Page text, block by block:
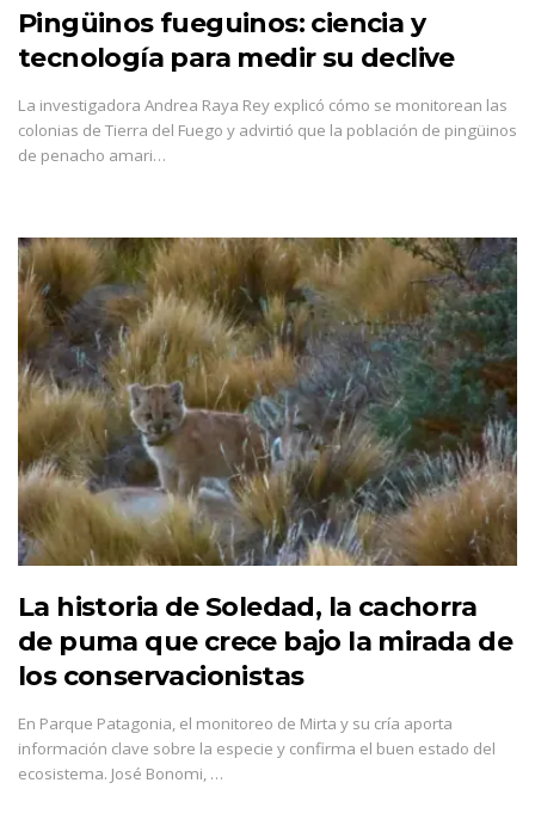
Pingüinos fueguinos: ciencia y
tecnología para medir su declive
La investigadora Andrea Raya Rey explicó cómo se monitorean las
colonias de Tierra del Fuego y advirtió que la población de pingüinos
de penacho amari…
La historia de Soledad, la cachorra
de puma que crece bajo la mirada de
los conservacionistas
En Parque Patagonia, el monitoreo de Mirta y su cría aporta
información clave sobre la especie y confirma el buen estado del
ecosistema. José Bonomi, …